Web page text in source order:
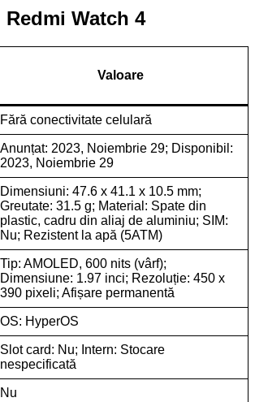
Watch 4
Valoare
Fără conectivitate celulară
Anunțat: 2023, Noiembrie 29; Disponibil:
2023, Noiembrie 29
Dimensiuni: 47.6 x 41.1 x 10.5 mm;
Greutate: 31.5 g; Material: Spate din
plastic, cadru din aliaj de aluminiu; SIM:
Nu; Rezistent la apă (5ATM)
Tip: AMOLED, 600 nits (vârf);
Dimensiune: 1.97 inci; Rezoluție: 450 x
390 pixeli; Afișare permanentă
OS: HyperOS
Slot card: Nu; Intern: Stocare
nespecificată
Nu